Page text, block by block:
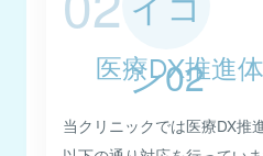
医療DX推進
当クリニックでは医療DX推